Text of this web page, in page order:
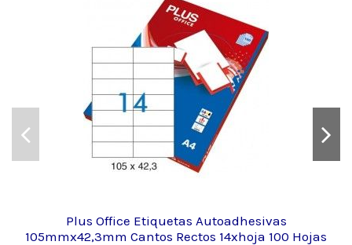
Plus Office Etiquetas Autoadhesivas
105mmx42,3mm Cantos Rectos 14xhoja 100 Hojas